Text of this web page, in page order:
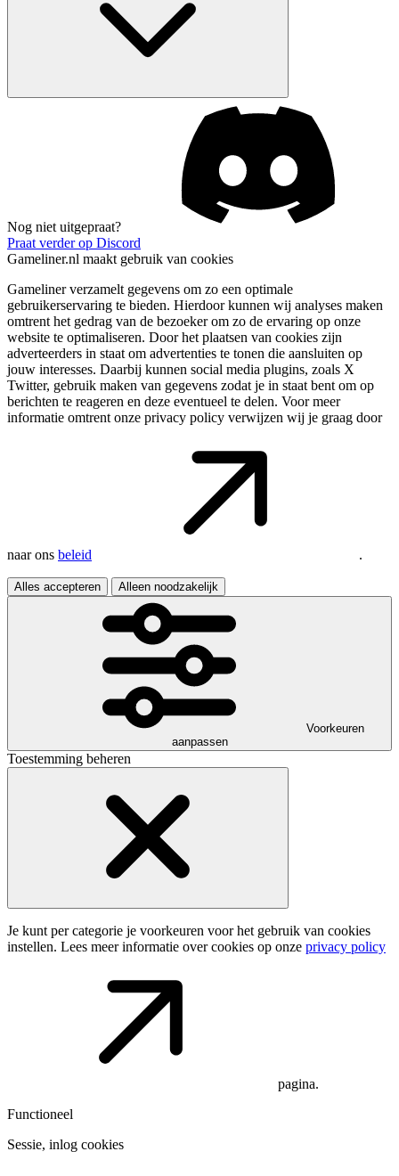
Nog niet uitgepraat?
Praat verder op Discord
Gameliner.nl maakt gebruik van cookies
Gameliner verzamelt gegevens om zo een optimale
gebruikerservaring te bieden. Hierdoor kunnen wij analyses maken
omtrent het gedrag van de bezoeker om zo de ervaring op onze
website te optimaliseren. Door het plaatsen van cookies zijn
adverteerders in staat om advertenties te tonen die aansluiten op
jouw interesses. Daarbij kunnen social media plugins, zoals X
Twitter, gebruik maken van gegevens zodat je in staat bent om op
berichten te reageren en deze eventueel te delen. Voor meer
informatie omtrent onze privacy policy verwijzen wij je graag door
naar ons beleid .
Alles accepteren Alleen noodzakelijk
Voorkeuren
aanpassen
Toestemming beheren
Je kunt per categorie je voorkeuren voor het gebruik van cookies
instellen. Lees meer informatie over cookies op onze privacy policy
pagina.
Functioneel
Sessie, inlog cookies